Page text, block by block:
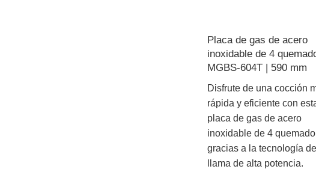
Placa de gas de acero
inoxidable de 4
MGBS-604T | 590 mm
Disfrute de una cocción
rápida y eficiente con
placa de gas de acero
inoxidable de 4
gracias a la tecnología de
llama de alta potencia.